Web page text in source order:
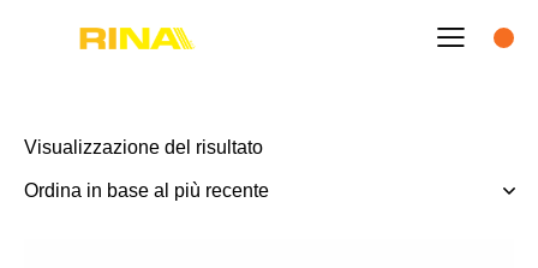
Visualizzazione del risultato